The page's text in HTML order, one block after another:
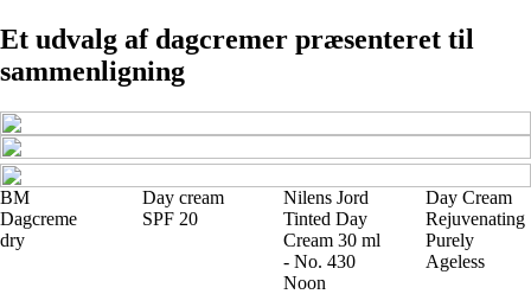
Et udvalg af dagcremer præsenteret til
sammenligning
BM
Dagcreme
dry
Day cream
SPF 20
Nilens Jord
Tinted Day
Cream 30 ml
- No. 430
Noon
Day Cream
Rejuvenating
Purely
Ageless